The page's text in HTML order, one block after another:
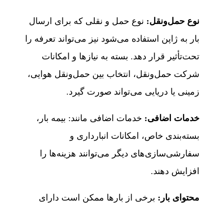
نوع حمل‌ونقل: نوع حمل و نقلی که برای ارسال
بار به ژاپن استفاده می‌شود نیز می‌تواند تعرفه را
تحت‌تأثیر قرار دهد. بسته به نیازها و امکانات
شرکت حمل‌ونقل، انتخاب بین حمل‌ونقل هوایی،
زمینی یا دریایی می‌تواند صورت گیرد.
خدمات اضافی: خدمات اضافی مانند: بیمه بار،
بسته‌بندی خاص، امکانات انبارداری و
سفارشی‌سازی‌های دیگر می‌توانند هزینه‌ها را
افزایش دهند.
محتوای بار: برخی از بارها ممکن است دارای